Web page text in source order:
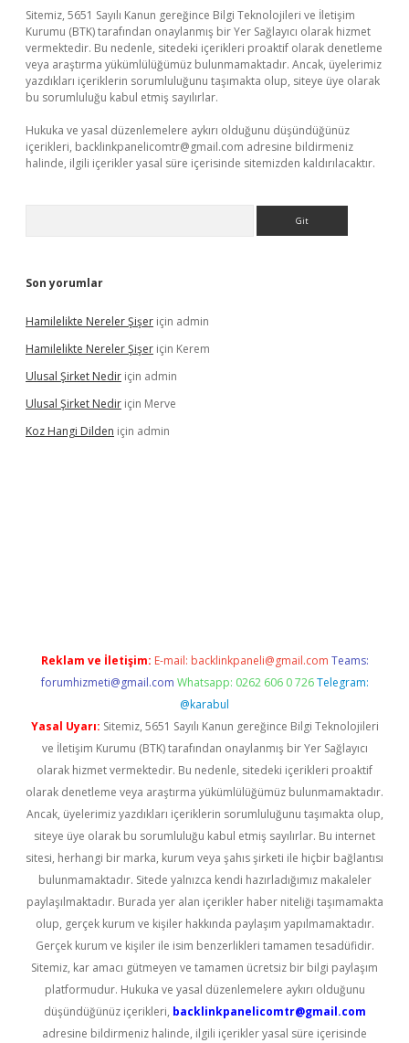
Sitemiz, 5651 Sayılı Kanun gereğince Bilgi Teknolojileri ve İletişim
Kurumu (BTK) tarafından onaylanmış bir Yer Sağlayıcı olarak hizmet
vermektedir. Bu nedenle, sitedeki içerikleri proaktif olarak denetleme
veya araştırma yükümlülüğümüz bulunmamaktadır. Ancak, üyelerimiz
yazdıkları içeriklerin sorumluluğunu taşımakta olup, siteye üye olarak
bu sorumluluğu kabul etmiş sayılırlar.
Hukuka ve yasal düzenlemelere aykırı olduğunu düşündüğünüz
içerikleri, backlinkpanelicomtr@gmail.com adresine bildirmeniz
halinde, ilgili içerikler yasal süre içerisinde sitemizden kaldırılacaktır.
Son yorumlar
Hamilelikte Nereler Şişer için admin
Hamilelikte Nereler Şişer için Kerem
Ulusal Şirket Nedir için admin
Ulusal Şirket Nedir için Merve
Koz Hangi Dilden için admin
Reklam ve İletişim: E-mail: backlinkpaneli@gmail.com Teams:
forumhizmeti@gmail.com Whatsapp: 0262 606 0 726 Telegram:
@karabul
Yasal Uyarı: Sitemiz, 5651 Sayılı Kanun gereğince Bilgi Teknolojileri
ve İletişim Kurumu (BTK) tarafından onaylanmış bir Yer Sağlayıcı
olarak hizmet vermektedir. Bu nedenle, sitedeki içerikleri proaktif
olarak denetleme veya araştırma yükümlülüğümüz bulunmamaktadır.
Ancak, üyelerimiz yazdıkları içeriklerin sorumluluğunu taşımakta olup,
siteye üye olarak bu sorumluluğu kabul etmiş sayılırlar. Bu internet
sitesi, herhangi bir marka, kurum veya şahıs şirketi ile hiçbir bağlantısı
bulunmamaktadır. Sitede yalnızca kendi hazırladığımız makaleler
paylaşılmaktadır. Burada yer alan içerikler haber niteliği taşımamakta
olup, gerçek kurum ve kişiler hakkında paylaşım yapılmamaktadır.
Gerçek kurum ve kişiler ile isim benzerlikleri tamamen tesadüfidir.
Sitemiz, kar amacı gütmeyen ve tamamen ücretsiz bir bilgi paylaşım
platformudur. Hukuka ve yasal düzenlemelere aykırı olduğunu
düşündüğünüz içerikleri, backlinkpanelicomtr@gmail.com
adresine bildirmeniz halinde, ilgili içerikler yasal süre içerisinde